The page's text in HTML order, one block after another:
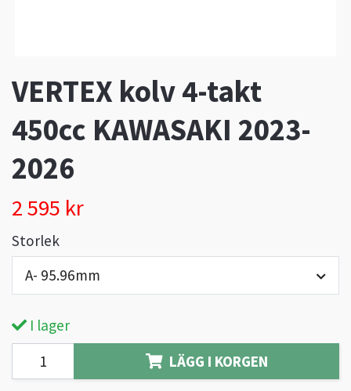
VERTEX kolv 4-takt
450cc KAWASAKI 2023-
2026
2 595 kr
Storlek
A- 95.96mm
I lager
LÄGG I KORGEN